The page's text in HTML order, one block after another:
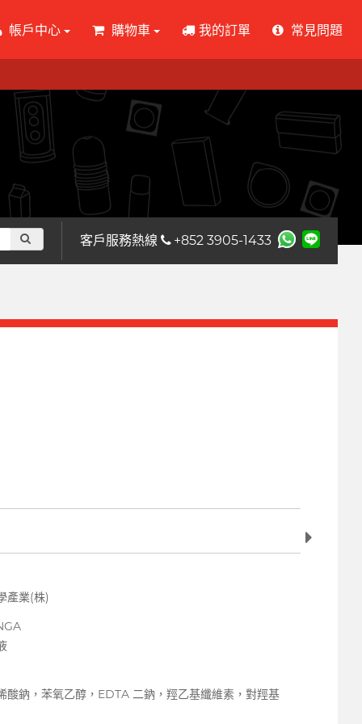
帳戶中心 購物車 我的訂單 常見問題
客戶服務熱線 +852 3905-1433
產業(株)
酸鈉，苯氧乙醇，EDTA 二鈉，羥乙基纖維素，對羥基